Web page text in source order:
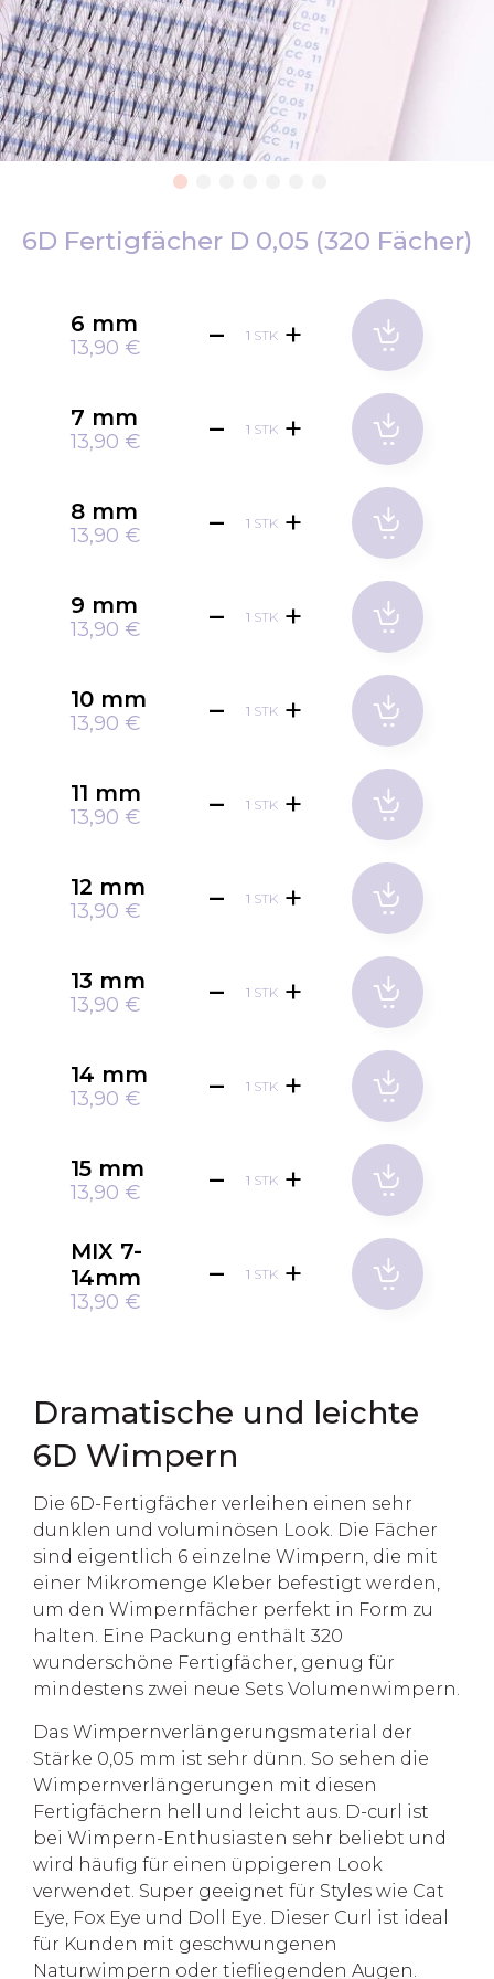
Anfang
springen
6D Fertigfächer D 0,05 (320 Fächer)
6 mm
13,90 €
STK
7 mm
13,90 €
STK
8 mm
13,90 €
STK
9 mm
13,90 €
STK
10 mm
13,90 €
STK
11 mm
13,90 €
STK
12 mm
13,90 €
STK
13 mm
13,90 €
STK
14 mm
13,90 €
STK
15 mm
13,90 €
STK
MIX 7-
14mm
13,90 €
STK
Dramatische und leichte
6D Wimpern
Die 6D-Fertigfächer verleihen einen sehr
dunklen und voluminösen Look. Die Fächer
sind eigentlich 6 einzelne Wimpern, die mit
einer Mikromenge Kleber befestigt werden,
um den Wimpernfächer perfekt in Form zu
halten. Eine Packung enthält 320
wunderschöne Fertigfächer, genug für
mindestens zwei neue Sets Volumenwimpern.
Das Wimpernverlängerungsmaterial der
Stärke 0,05 mm ist sehr dünn. So sehen die
Wimpernverlängerungen mit diesen
Fertigfächern hell und leicht aus. D-curl ist
bei Wimpern-Enthusiasten sehr beliebt und
wird häufig für einen üppigeren Look
verwendet. Super geeignet für Styles wie Cat
Eye, Fox Eye und Doll Eye. Dieser Curl ist ideal
für Kunden mit geschwungenen
Naturwimpern oder tiefliegenden Augen.